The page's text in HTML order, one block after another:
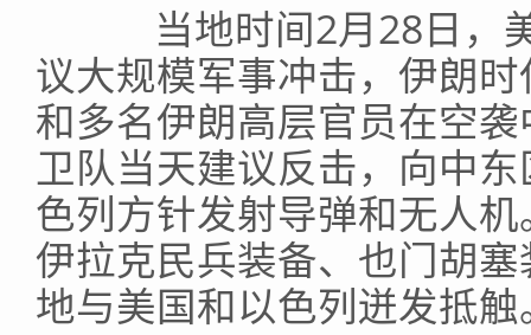
当地时间2月28日，
议大规模军事冲击，伊朗
和多名伊朗高层官员在空
卫队当天建议反击，向中
色列方针发射导弹和无人
伊拉克民兵装备、也门胡
地与美国和以色列迸发抵触